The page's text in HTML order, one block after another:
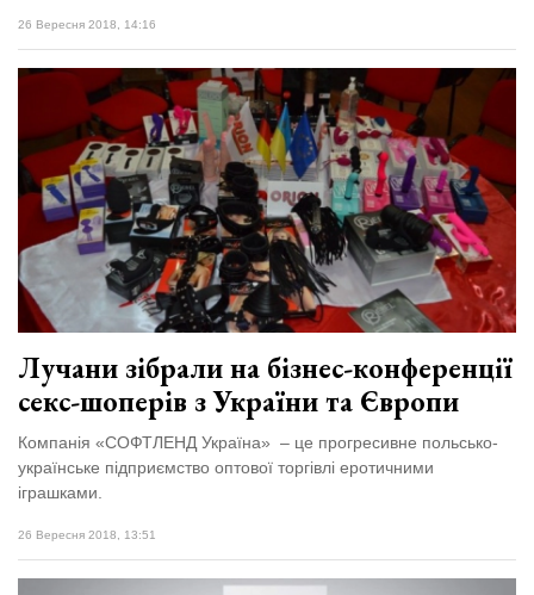
26 Вересня 2018, 14:16
Лучани зібрали на бізнес-конференції
секс-шоперів з України та Європи
Компанія «СОФТЛЕНД Україна» – це прогресивне польсько-
українське підприємство оптової торгівлі еротичними
іграшками.
26 Вересня 2018, 13:51